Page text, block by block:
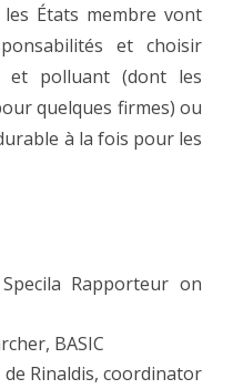
les États membre vont
et choisir
et polluant (dont les
quelques firmes) ou
à la fois pour les
Rapporteur on
BASIC
Rinaldis, coordinator